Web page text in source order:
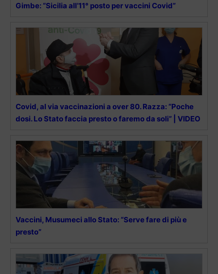
Gimbe: “Sicilia all’11° posto per vaccini Covid”
Covid, al via vaccinazioni a over 80. Razza: “Poche
dosi. Lo Stato faccia presto o faremo da soli” | VIDEO
Vaccini, Musumeci allo Stato: “Serve fare di più e
presto”